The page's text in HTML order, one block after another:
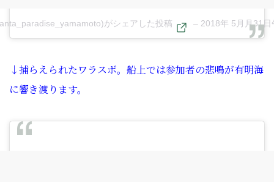
がシェアした投稿 – 2018年 5月月31
↓捕らえられたワラスボ。船上では参加者の悲鳴が有明海
に響き渡ります。